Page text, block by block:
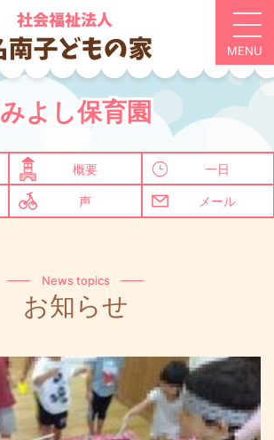
みよし保育園
概要 一日
声 メール
News topics
お知らせ